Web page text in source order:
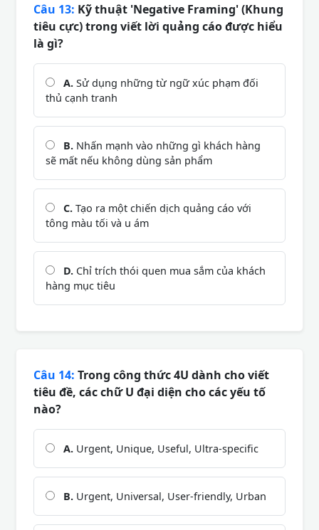
Câu 13: Kỹ thuật 'Negative Framing' (Khung
tiêu cực) trong viết lời quảng cáo được hiểu
là gì?
A. Sử dụng những từ ngữ xúc phạm đối
thủ cạnh tranh
B. Nhấn mạnh vào những gì khách hàng
sẽ mất nếu không dùng sản phẩm
C. Tạo ra một chiến dịch quảng cáo với
tông màu tối và u ám
D. Chỉ trích thói quen mua sắm của khách
hàng mục tiêu
Câu 14: Trong công thức 4U dành cho viết
tiêu đề, các chữ U đại diện cho các yếu tố
nào?
A. Urgent, Unique, Useful, Ultra-specific
B. Urgent, Universal, User-friendly, Urban